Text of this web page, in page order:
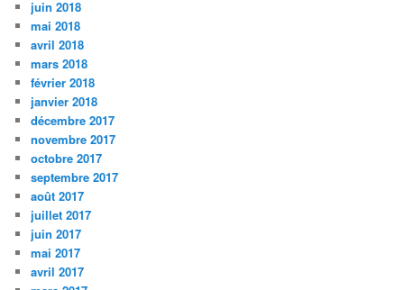
juin 2018
mai 2018
avril 2018
mars 2018
février 2018
janvier 2018
décembre 2017
novembre 2017
octobre 2017
septembre 2017
août 2017
juillet 2017
juin 2017
mai 2017
avril 2017